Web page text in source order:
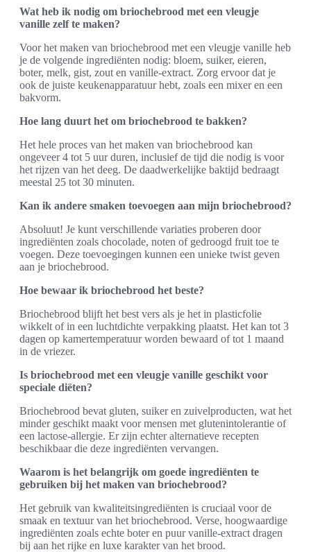
Wat heb ik nodig om briochebrood met een vleugje
vanille zelf te maken?
Voor het maken van briochebrood met een vleugje vanille heb
je de volgende ingrediënten nodig: bloem, suiker, eieren,
boter, melk, gist, zout en vanille-extract. Zorg ervoor dat je
ook de juiste keukenapparatuur hebt, zoals een mixer en een
bakvorm.
Hoe lang duurt het om briochebrood te bakken?
Het hele proces van het maken van briochebrood kan
ongeveer 4 tot 5 uur duren, inclusief de tijd die nodig is voor
het rijzen van het deeg. De daadwerkelijke baktijd bedraagt
meestal 25 tot 30 minuten.
Kan ik andere smaken toevoegen aan mijn briochebrood?
Absoluut! Je kunt verschillende variaties proberen door
ingrediënten zoals chocolade, noten of gedroogd fruit toe te
voegen. Deze toevoegingen kunnen een unieke twist geven
aan je briochebrood.
Hoe bewaar ik briochebrood het beste?
Briochebrood blijft het best vers als je het in plasticfolie
wikkelt of in een luchtdichte verpakking plaatst. Het kan tot 3
dagen op kamertemperatuur worden bewaard of tot 1 maand
in de vriezer.
Is briochebrood met een vleugje vanille geschikt voor
speciale diëten?
Briochebrood bevat gluten, suiker en zuivelproducten, wat het
minder geschikt maakt voor mensen met glutenintolerantie of
een lactose-allergie. Er zijn echter alternatieve recepten
beschikbaar die deze ingrediënten vervangen.
Waarom is het belangrijk om goede ingrediënten te
gebruiken bij het maken van briochebrood?
Het gebruik van kwaliteitsingrediënten is cruciaal voor de
smaak en textuur van het briochebrood. Verse, hoogwaardige
ingrediënten zoals echte boter en puur vanille-extract dragen
bij aan het rijke en luxe karakter van het brood.